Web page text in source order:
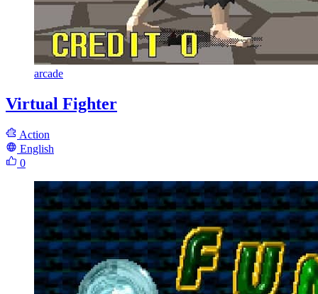
arcade
Virtual Fighter
Action
English
0